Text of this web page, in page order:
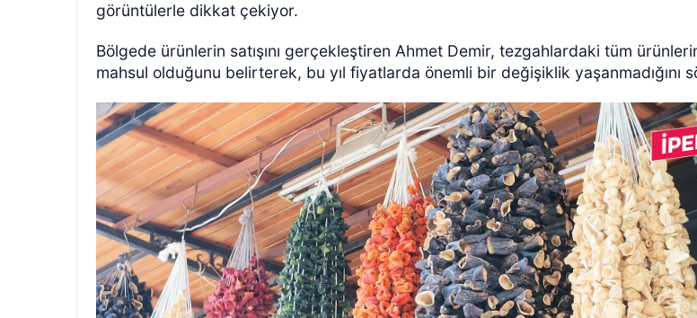
görüntülerle dikkat çekiyor.
Bölgede ürünlerin satışını gerçekleştiren Ahmet Demir, tezgahlardaki tüm
mahsul olduğunu belirterek, bu yıl fiyatlarda önemli bir değişiklik yaşanmadığını